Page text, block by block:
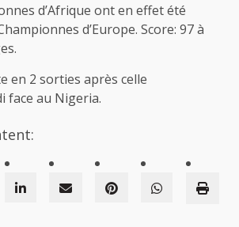
d’Afrique ont en effet été
d’Europe. Score: 97 à
en 2 sorties après celle
face au Nigeria.